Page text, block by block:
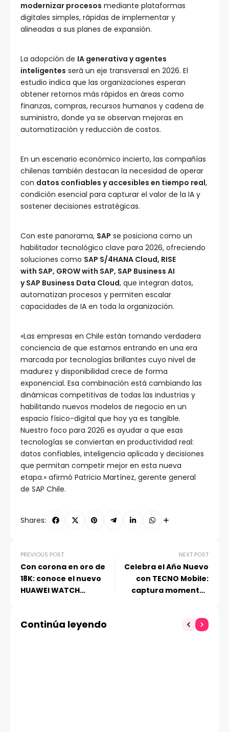
modernizar procesos mediante plataformas
digitales simples, rápidas de implementar y
alineadas a sus planes de expansión.
La adopción de IA generativa y agentes
inteligentes será un eje transversal en 2026. El
estudio indica que las organizaciones esperan
obtener retornos más rápidos en áreas como
finanzas, compras, recursos humanos y cadena de
suministro, donde ya se observan mejoras en
automatización y reducción de costos.
En un escenario económico incierto, las compañías
chilenas también destacan la necesidad de operar
con datos confiables y accesibles en tiempo real,
condición esencial para capturar el valor de la IA y
sostener decisiones estratégicas.
Con este panorama, SAP se posiciona como un
habilitador tecnológico clave para 2026, ofreciendo
soluciones como SAP S/4HANA Cloud, RISE
with SAP, GROW with SAP, SAP Business AI
y SAP Business Data Cloud, que integran datos,
automatizan procesos y permiten escalar
capacidades de IA en toda la organización.
«Las empresas en Chile están tomando verdadera
conciencia de que estamos entrando en una era
marcada por tecnologías brillantes cuyo nivel de
madurez y disponibilidad crece de forma
exponencial. Esa combinación está cambiando las
dinámicas competitivas de todas las industrias y
habilitando nuevos modelos de negocio en un
espacio físico-digital que hoy ya es tangible.
Nuestro foco para 2026 es ayudar a que esas
tecnologías se conviertan en productividad real:
datos confiables, inteligencia aplicada y decisiones
que permitan competir mejor en esta nueva
etapa.» afirmó Patricio Martínez, gerente general
de SAP Chile.
Shares:
PREVIOUS POST
Con corona en oro de
18K: conoce el nuevo
HUAWEI WATCH
NEXT POST
Celebra el Año Nuevo
con TECNO Mobile:
captura momentos
móvil
Continúa leyendo